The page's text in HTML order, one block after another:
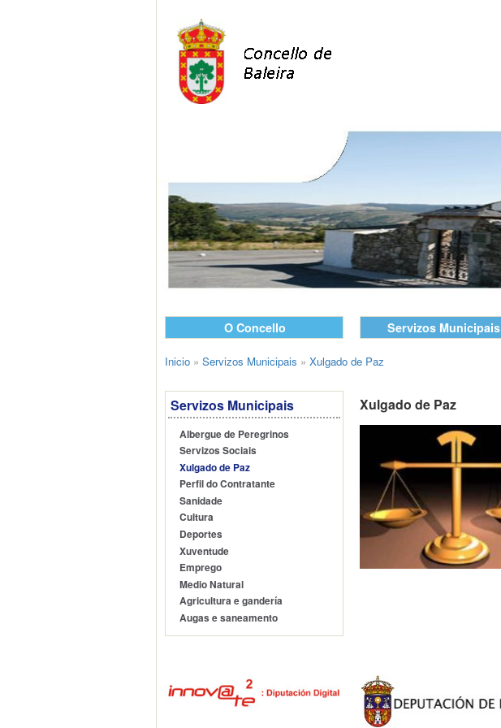
O Concello Servizos Municipais
Inicio » Servizos Municipais » Xulgado de Paz
Servizos Municipais
Albergue de Peregrinos
Servizos Sociais
Xulgado de Paz
Perfil do Contratante
Sanidade
Cultura
Deportes
Xuventude
Emprego
Medio Natural
Agricultura e gandería
Augas e saneamento
Xulgado de Paz